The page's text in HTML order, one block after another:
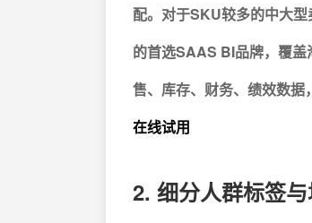
配。 对于SKU较多的中大
的首选SAAS BI品牌，覆
售、库存、财务、绩效数据
在线试用
2. 细分人群标签